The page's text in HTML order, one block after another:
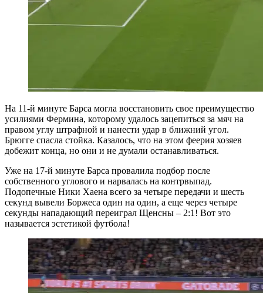
На 11-й минуте Барса могла восстановить свое преимущество
усилиями Фермина, которому удалось зацепиться за мяч на
правом углу штрафной и нанести удар в ближний угол.
Брюгге спасла стойка. Казалось, что на этом феерия хозяев
добежит конца, но они и не думали останавливаться.
Уже на 17-й минуте Барса провалила подбор после
собственного углового и нарвалась на контрвыпад.
Подопечные Ники Хаена всего за четыре передачи и шесть
секунд вывели Боржеса один на один, а еще через четыре
секунды нападающий переиграл Щенсны – 2:1! Вот это
называется эстетикой футбола!